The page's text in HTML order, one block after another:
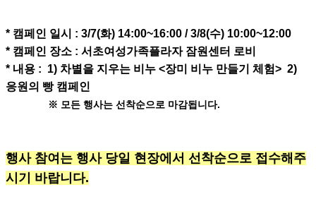
* 캠페인 일시 : 3/7(화) 14:00~16:00 / 3/8(수) 10:00~12:00
* 캠페인 장소 : 서초여성가족플라자 잠원센터 로비
* 내용 : 1) 차별을 지우는 비누 <장미 비누 만들기 체험> 2)
응원의 빵 캠페인
※ 모든 행사는 선착순으로 마감됩니다.
행사 참여는 행사 당일 현장에서 선착순으로 접수해주
시기 바랍니다.